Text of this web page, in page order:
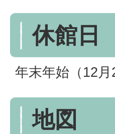
休館日
年末年始（12月
地図